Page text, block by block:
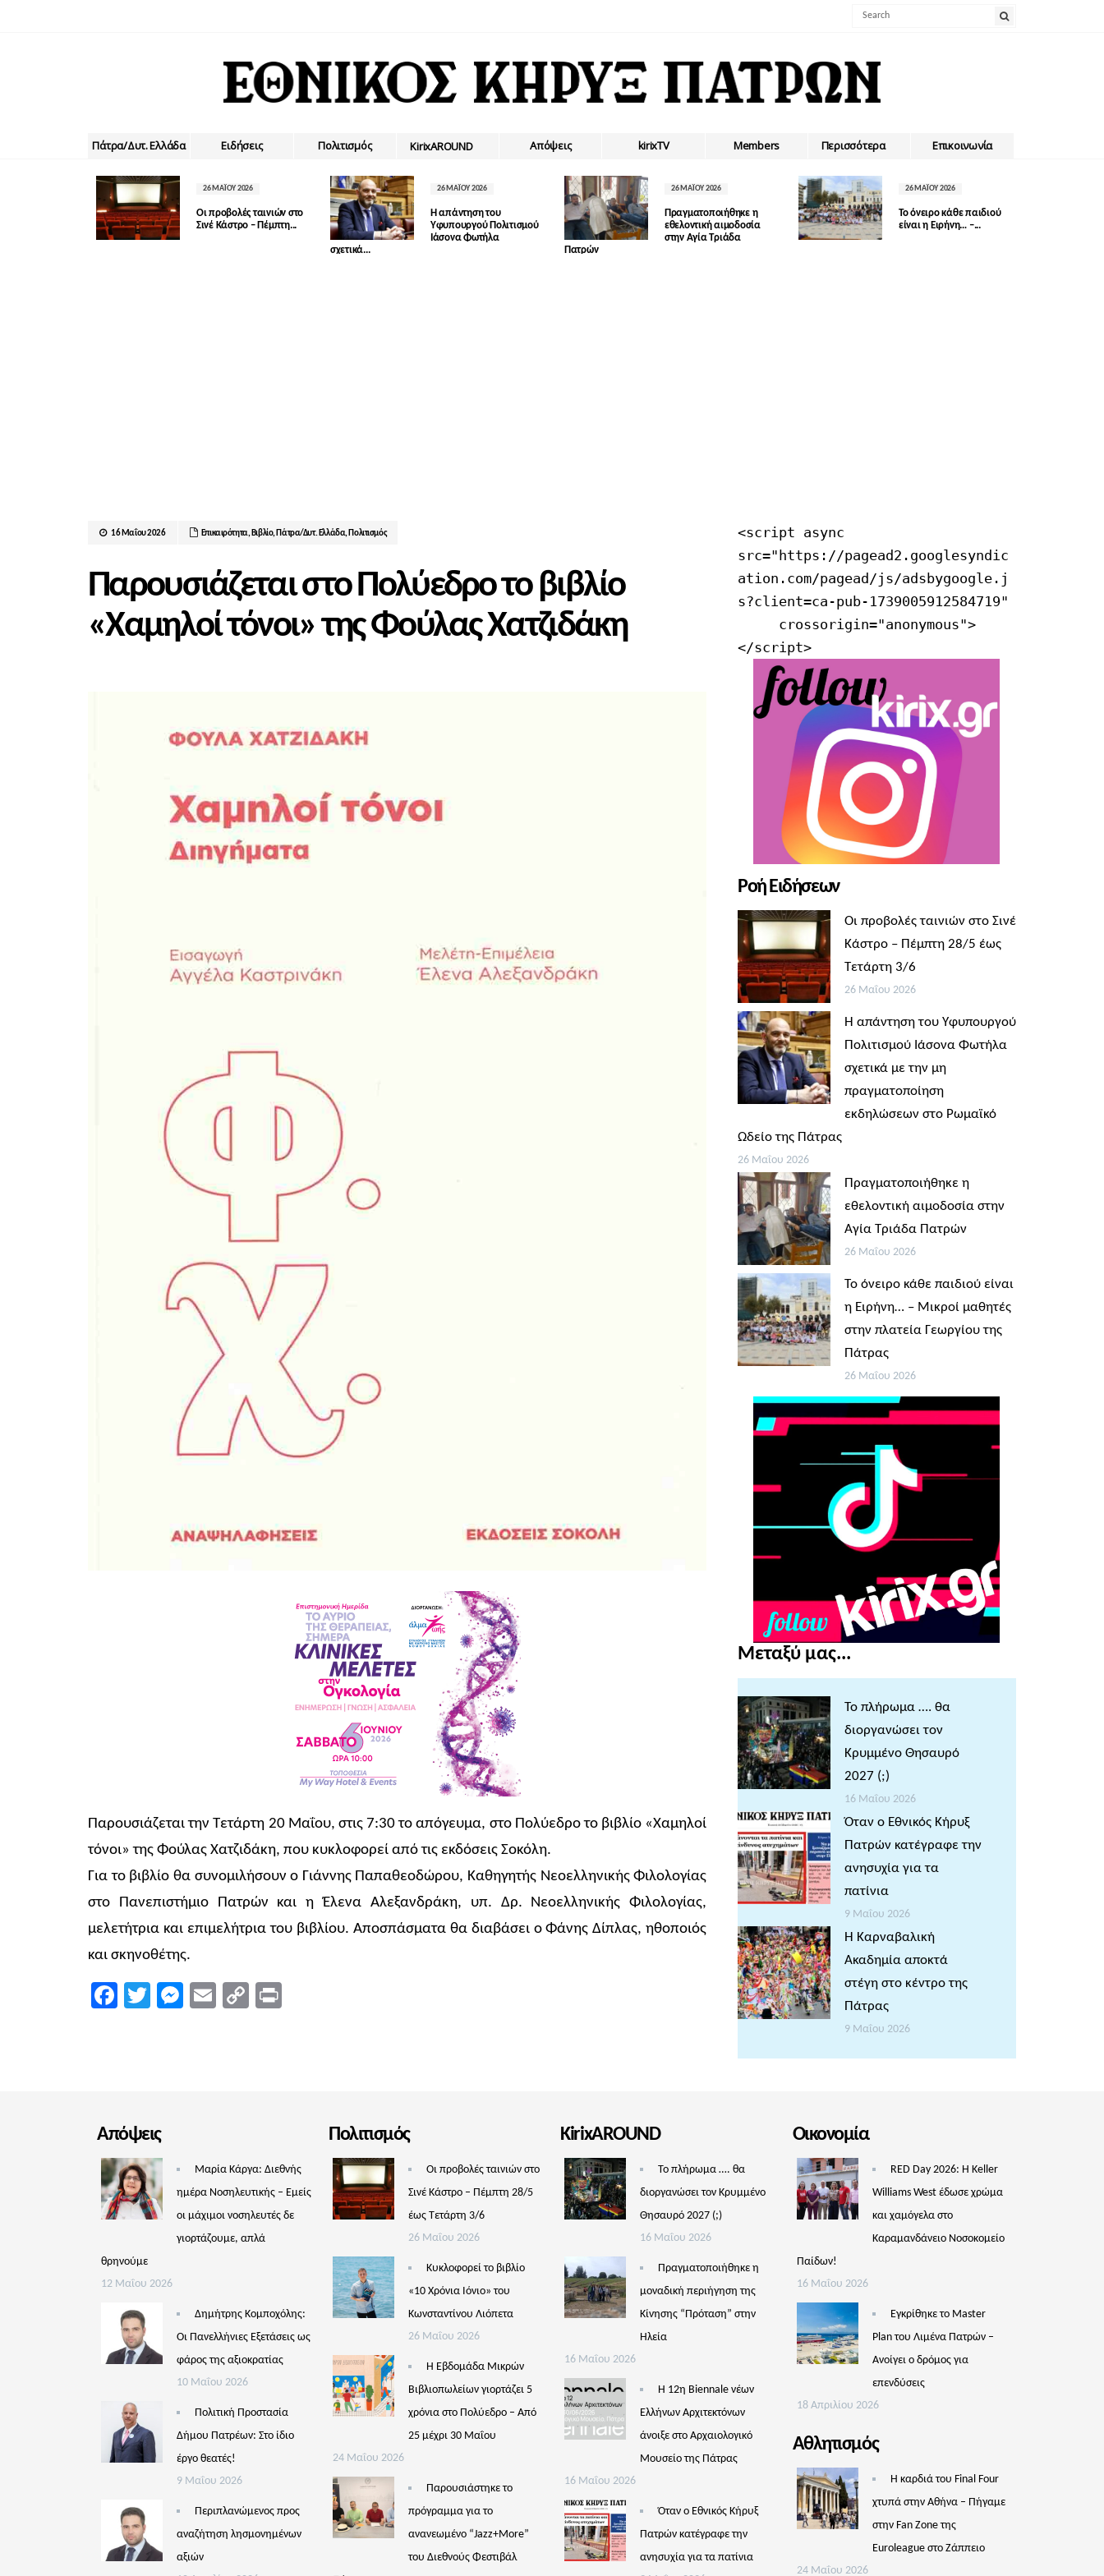
Πάτρα/Δυτ. Ελλάδα Ειδήσεις Πολιτισμός ΚirixAROUND Απόψεις kirixTV Members Περισσότερα Επικοινωνία
26 ΜΑΪ́ΟΥ 2026
Οι προβολές ταινιών στο
Σινέ Κάστρο – Πέμπτη...
26 ΜΑΪ́ΟΥ 2026
Η απάντηση του
Υφυπουργού Πολιτισμού
Ιάσονα Φωτήλα
σχετικά...
26 ΜΑΪ́ΟΥ 2026
Πραγματοποιήθηκε η
εθελοντική αιμοδοσία
στην Αγία Τριάδα
Πατρών
26 ΜΑΪ́ΟΥ 2026
Το όνειρο κάθε παιδιού
είναι η Ειρήνη… –...
16 Μαΐου 2026 Επικαιρότητα,Βιβλίο,Πάτρα/Δυτ. Ελλάδα,Πολιτισμός
Παρουσιάζεται στο Πολύεδρο το βιβλίο
«Χαμηλοί τόνοι» της Φούλας Χατζιδάκη
Παρουσιάζεται την Τετάρτη 20 Μαΐου, στις 7:30 το απόγευμα, στο Πολύεδρο το βιβλίο «Χαμηλοί
τόνοι» της Φούλας Χατζιδάκη, που κυκλοφορεί από τις εκδόσεις Σοκόλη.
Για το βιβλίο θα συνομιλήσουν ο Γιάννης Παπαθεοδώρου, Καθηγητής Νεοελληνικής Φιλολογίας
στο Πανεπιστήμιο Πατρών και η Έλενα Αλεξανδράκη, υπ. Δρ. Νεοελληνικής Φιλολογίας,
μελετήτρια και επιμελήτρια του βιβλίου. Αποσπάσματα θα διαβάσει ο Φάνης Δίπλας, ηθοποιός
και σκηνοθέτης.
Facebook
TwitterMessenger
EmailCopy
<script async
src="https://pagead2.googlesyndic
ation.com/pagead/js/adsbygoogle.j
s?client=ca-pub-1739005912584719"
</script>
Ροή Ειδήσεων
Οι προβολές ταινιών στο Σινέ
Κάστρο – Πέμπτη 28/5 έως
Τετάρτη 3/6
26 Μαΐου 2026
Η απάντηση του Υφυπουργού
Πολιτισμού Ιάσονα Φωτήλα
σχετικά με την μη
πραγματοποίηση
εκδηλώσεων στο Ρωμαϊκό
Ωδείο της Πάτρας
26 Μαΐου 2026
Πραγματοποιήθηκε η
εθελοντική αιμοδοσία στην
Αγία Τριάδα Πατρών
26 Μαΐου 2026
Το όνειρο κάθε παιδιού είναι
η Ειρήνη… – Μικροί μαθητές
στην πλατεία Γεωργίου της
Πάτρας
26 Μαΐου 2026
Μεταξύ μας...
Το πλήρωμα …. θα
διοργανώσει τον
Κρυμμένο Θησαυρό
2027 (;)
16 Μαΐου 2026
Όταν ο Εθνικός Κήρυξ
Πατρών κατέγραφε την
ανησυχία για τα
πατίνια
9 Μαΐου 2026
Η Καρναβαλική
Ακαδημία αποκτά
στέγη στο κέντρο της
Πάτρας
9 Μαΐου 2026
Απόψεις
Μαρία Κάργα: Διεθνής
ημέρα Νοσηλευτικής – Εμείς
οι μάχιμοι νοσηλευτές δε
γιορτάζουμε, απλά
θρηνούμε
12 Μαΐου 2026
Δημήτρης Κομποχόλης:
Οι Πανελλήνιες Εξετάσεις ως
φάρος της αξιοκρατίας
10 Μαΐου 2026
Πολιτική Προστασία
Δήμου Πατρέων: Στο ίδιο
έργο θεατές!
9 Μαΐου 2026
Περιπλανώμενος προς
αναζήτηση λησμονημένων
αξιών
Πολιτισμός
Οι προβολές ταινιών στο
Σινέ Κάστρο – Πέμπτη 28/5
έως Τετάρτη 3/6
26 Μαΐου 2026
Κυκλοφορεί το βιβλίο
«10 Χρόνια Ιόνιο» του
Κωνσταντίνου Λιόπετα
26 Μαΐου 2026
Η Εβδομάδα Μικρών
Βιβλιοπωλείων γιορτάζει 5
χρόνια στο Πολύεδρο – Από
25 μέχρι 30 Μαΐου
24 Μαΐου 2026
Παρουσιάστηκε το
πρόγραμμα για το
ανανεωμένο “Jazz+More”
του Διεθνούς Φεστιβάλ
KirixAROUND
Το πλήρωμα …. θα
διοργανώσει τον Κρυμμένο
Θησαυρό 2027 (;)
16 Μαΐου 2026
Πραγματοποιήθηκε η
μοναδική περιήγηση της
Κίνησης “Πρόταση” στην
Ηλεία
16 Μαΐου 2026
Η 12η Biennale νέων
Ελλήνων Αρχιτεκτόνων
άνοιξε στο Αρχαιολογικό
Μουσείο της Πάτρας
16 Μαΐου 2026
Όταν ο Εθνικός Κήρυξ
Πατρών κατέγραφε την
ανησυχία για τα πατίνια
Οικονομία
RED Day 2026: Η Keller
Williams West έδωσε χρώμα
και χαμόγελα στο
Καραμανδάνειο Νοσοκομείο
Παίδων!
16 Μαΐου 2026
Εγκρίθηκε το Master
Plan του Λιμένα Πατρών –
Aνοίγει ο δρόμος για
επενδύσεις
18 Απριλίου 2026
Αθλητισμός
Η καρδιά του Final Four
χτυπά στην Αθήνα – Πήγαμε
στην Fan Zone της
Euroleague στο Ζάππειο
24 Μαΐου 2026